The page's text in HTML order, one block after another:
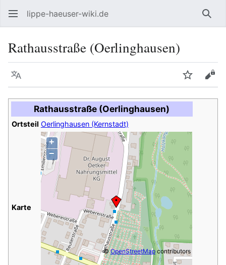
lippe-haeuser-wiki.de
Rathausstraße (Oerlinghausen)
Sprache
Rathausstraße (Oerlinghausen)
Ortsteil Oerlinghausen (Kernstadt)
Karte
+
−
©OpenStreetMapcontributors